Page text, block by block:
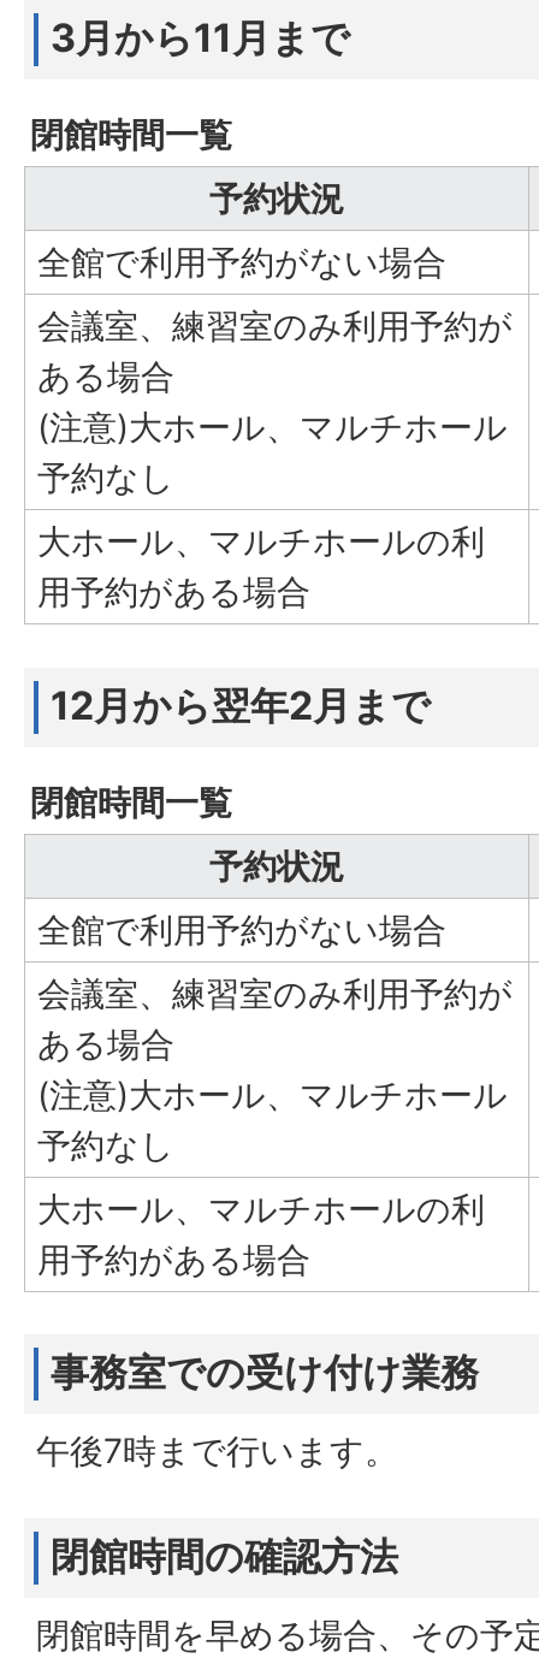
3月から11月まで
閉館時間一覧
予約状況
全館で利用予約がない場合
会議室、練習室のみ利用予約が
ある場合
(注意)大ホール、マルチホール
予約なし
大ホール、マルチホールの利
用予約がある場合
12月から翌年2月まで
閉館時間一覧
予約状況
全館で利用予約がない場合
会議室、練習室のみ利用予約が
ある場合
(注意)大ホール、マルチホール
予約なし
大ホール、マルチホールの利
用予約がある場合
事務室での受け付け業務
午後7時まで行います。
閉館時間の確認方法
閉館時間を早める場合、その予